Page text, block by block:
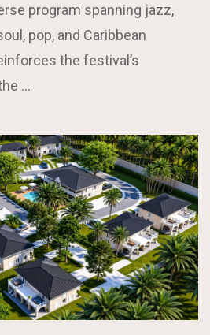
program spanning jazz,
pop, and Caribbean
the festival’s
…